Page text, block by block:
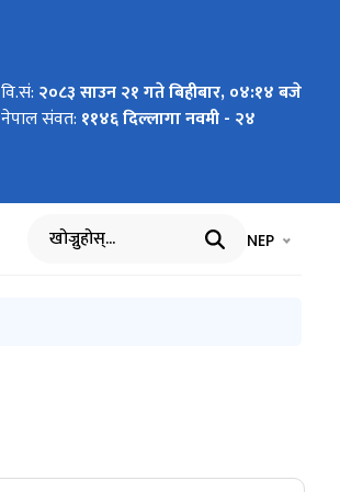
वि.सं: २०८३ साउन २१ गते बिहीबार, ०४:१४ बजे
नेपाल संवत: ११४६ दिल्लागा नवमी - २४
खोज्नुहोस् भाषा चयन
NEP